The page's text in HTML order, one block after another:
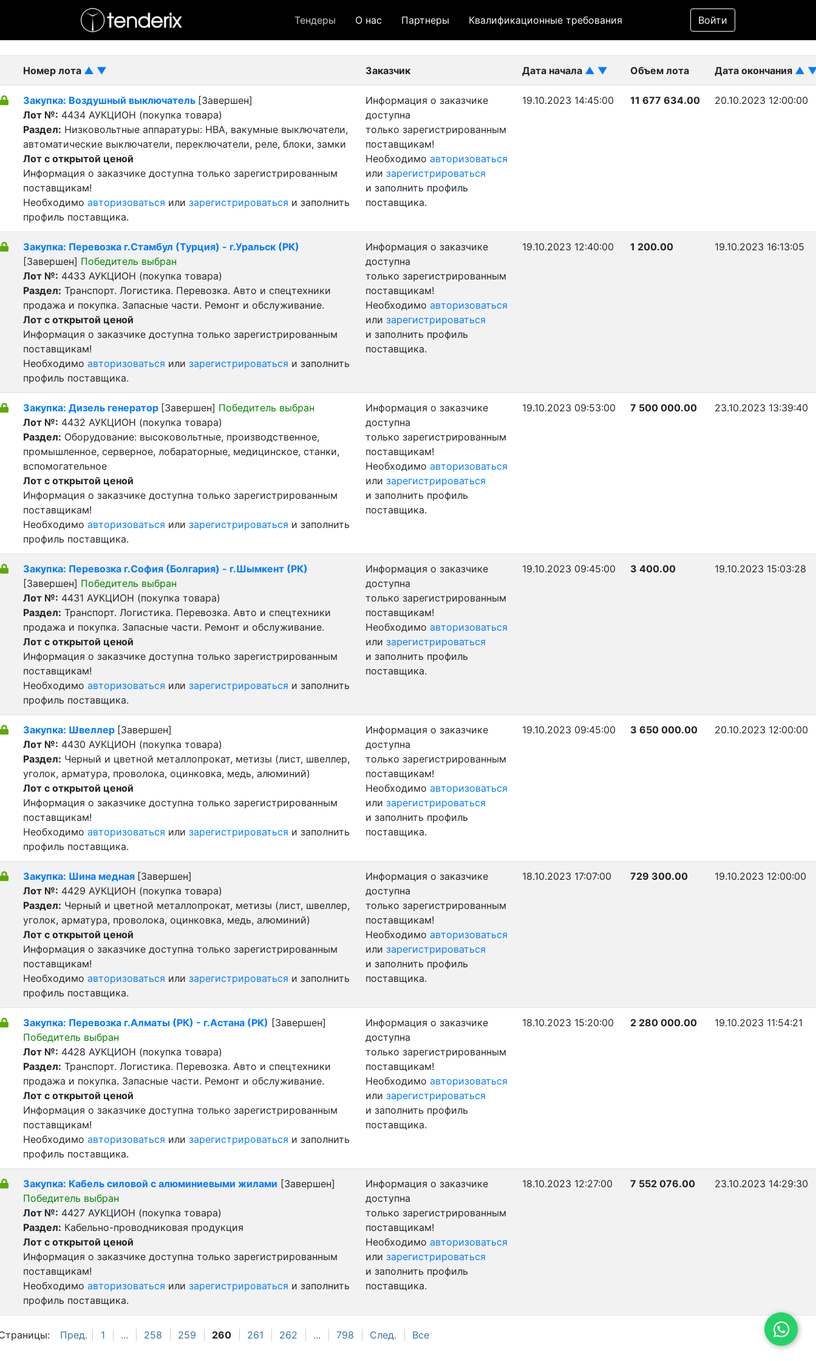
Тендеры О нас Партнеры Квалификационные требования Войти
Фильтр
- Завершенный лот
Пред. 1 ... 258 259 260 261 262 ... 798 След. Все
Номер лота ▲ ▼ Заказчик Дата начала ▲ ▼ Объем лота Дата окончания ▲
Закупка: Воздушный выключатель [Завершен]
Лот №: 4434 АУКЦИОН (покупка товара)
Раздел: Низковольтные аппаратуры: НВА, вакумные выключатели,
автоматические выключатели, переключатели, реле, блоки, замки
Лот с открытой ценой
Информация о заказчике доступна только зарегистрированным
поставщикам!
Необходимо авторизоваться или зарегистрироваться и заполнить
профиль поставщика.
Информация о заказчике
доступна
только зарегистрированным
поставщикам!
Необходимо авторизоваться
или зарегистрироваться
и заполнить профиль
поставщика.
19.10.2023 14:45:00 11 677 634.00 20.10.2023 12:00:00
Закупка: Перевозка г.Стамбул (Турция) - г.Уральск (РК)
[Завершен] Победитель выбран
Лот №: 4433 АУКЦИОН (покупка товара)
Раздел: Транспорт. Логистика. Перевозка. Авто и спецтехники
продажа и покупка. Запасные части. Ремонт и обслуживание.
Лот с открытой ценой
Информация о заказчике доступна только зарегистрированным
поставщикам!
Необходимо авторизоваться или зарегистрироваться и заполнить
профиль поставщика.
Информация о заказчике
доступна
только зарегистрированным
поставщикам!
Необходимо авторизоваться
или зарегистрироваться
и заполнить профиль
поставщика.
19.10.2023 12:40:00 1 200.00 19.10.2023 16:13:05
Закупка: Дизель генератор [Завершен] Победитель выбран
Лот №: 4432 АУКЦИОН (покупка товара)
Раздел: Оборудование: высоковольтные, производственное,
промышленное, серверное, лобараторные, медицинское, станки,
вспомогательное
Лот с открытой ценой
Информация о заказчике доступна только зарегистрированным
поставщикам!
Необходимо авторизоваться или зарегистрироваться и заполнить
профиль поставщика.
Информация о заказчике
доступна
только зарегистрированным
поставщикам!
Необходимо авторизоваться
или зарегистрироваться
и заполнить профиль
поставщика.
19.10.2023 09:53:00 7 500 000.00 23.10.2023 13:39:40
Закупка: Перевозка г.София (Болгария) - г.Шымкент (РК)
[Завершен] Победитель выбран
Лот №: 4431 АУКЦИОН (покупка товара)
Раздел: Транспорт. Логистика. Перевозка. Авто и спецтехники
продажа и покупка. Запасные части. Ремонт и обслуживание.
Лот с открытой ценой
Информация о заказчике доступна только зарегистрированным
поставщикам!
Необходимо авторизоваться или зарегистрироваться и заполнить
профиль поставщика.
Информация о заказчике
доступна
только зарегистрированным
поставщикам!
Необходимо авторизоваться
или зарегистрироваться
и заполнить профиль
поставщика.
19.10.2023 09:45:00 3 400.00 19.10.2023 15:03:28
Закупка: Швеллер [Завершен]
Лот №: 4430 АУКЦИОН (покупка товара)
Раздел: Черный и цветной металлопрокат, метизы (лист, швеллер,
уголок, арматура, проволока, оцинковка, медь, алюминий)
Лот с открытой ценой
Информация о заказчике доступна только зарегистрированным
поставщикам!
Необходимо авторизоваться или зарегистрироваться и заполнить
профиль поставщика.
Информация о заказчике
доступна
только зарегистрированным
поставщикам!
Необходимо авторизоваться
или зарегистрироваться
и заполнить профиль
поставщика.
19.10.2023 09:45:00 3 650 000.00 20.10.2023 12:00:00
Закупка: Шина медная [Завершен]
Лот №: 4429 АУКЦИОН (покупка товара)
Раздел: Черный и цветной металлопрокат, метизы (лист, швеллер,
уголок, арматура, проволока, оцинковка, медь, алюминий)
Лот с открытой ценой
Информация о заказчике доступна только зарегистрированным
поставщикам!
Необходимо авторизоваться или зарегистрироваться и заполнить
профиль поставщика.
Информация о заказчике
доступна
только зарегистрированным
поставщикам!
Необходимо авторизоваться
или зарегистрироваться
и заполнить профиль
поставщика.
18.10.2023 17:07:00 729 300.00 19.10.2023 12:00:00
Закупка: Перевозка г.Алматы (РК) - г.Астана (РК) [Завершен]
Победитель выбран
Лот №: 4428 АУКЦИОН (покупка товара)
Раздел: Транспорт. Логистика. Перевозка. Авто и спецтехники
продажа и покупка. Запасные части. Ремонт и обслуживание.
Лот с открытой ценой
Информация о заказчике доступна только зарегистрированным
поставщикам!
Необходимо авторизоваться или зарегистрироваться и заполнить
профиль поставщика.
Информация о заказчике
доступна
только зарегистрированным
поставщикам!
Необходимо авторизоваться
или зарегистрироваться
и заполнить профиль
поставщика.
18.10.2023 15:20:00 2 280 000.00 19.10.2023 11:54:21
Закупка: Кабель силовой с алюминиевыми жилами [Завершен]
Победитель выбран
Лот №: 4427 АУКЦИОН (покупка товара)
Раздел: Кабельно-проводниковая продукция
Лот с открытой ценой
Информация о заказчике доступна только зарегистрированным
поставщикам!
Необходимо авторизоваться или зарегистрироваться и заполнить
профиль поставщика.
Информация о заказчике
доступна
только зарегистрированным
поставщикам!
Необходимо авторизоваться
или зарегистрироваться
и заполнить профиль
поставщика.
18.10.2023 12:27:00 7 552 076.00 23.10.2023 14:29:30